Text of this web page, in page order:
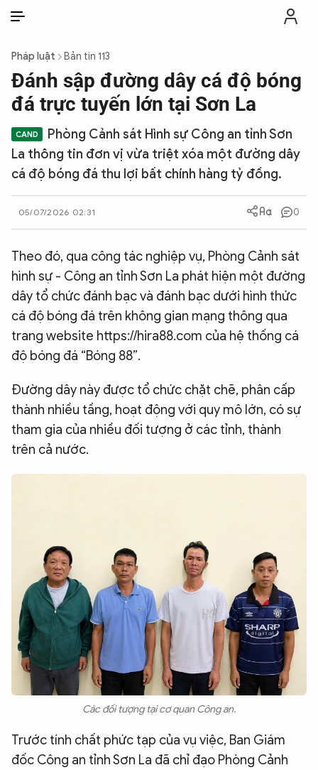
THỜI SỰ
CHỐNG DIỄN BIẾN HÒA BÌNH
CÔNG AN TRONG LÒNG DÂN
CÔNG NGHỆ
QUỐC TẾ
BẠN ĐỌC & CAND
Infographic
Chuyên trang An ninh thế giớiVăn nghệ Công an
Chuyên đề
Pháp luật Bản tin 113
Đánh sập đường dây cá độ bóng
đá trực tuyến lớn tại Sơn La
Phòng Cảnh sát Hình sự Công an tỉnh Sơn
La thông tin đơn vị vừa triệt xóa một đường dây
cá độ bóng đá thu lợi bất chính hàng tỷ đồng.
05/07/2026 02:31 0
Theo đó, qua công tác nghiệp vụ, Phòng Cảnh sát
hình sự - Công an tỉnh Sơn La phát hiện một đường
dây tổ chức đánh bạc và đánh bạc dưới hình thức
cá độ bóng đá trên không gian mạng thông qua
trang website https://hira88.com của hệ thống cá
độ bóng đá “Bóng 88”.
Đường dây này được tổ chức chặt chẽ, phân cấp
thành nhiều tầng, hoạt động với quy mô lớn, có sự
tham gia của nhiều đối tượng ở các tỉnh, thành
trên cả nước.
Các đối tượng tại cơ quan Công an.
Trước tính chất phức tạp của vụ việc, Ban Giám
đốc Công an tỉnh Sơn La đã chỉ đạo Phòng Cảnh